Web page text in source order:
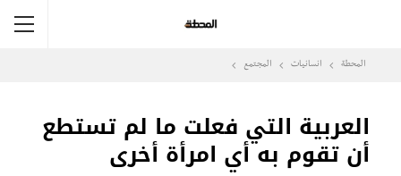
المحطة انسانيات المجتمع
العربية التي فعلت ما لم تستطع
أن تقوم به أي امرأة أخرى